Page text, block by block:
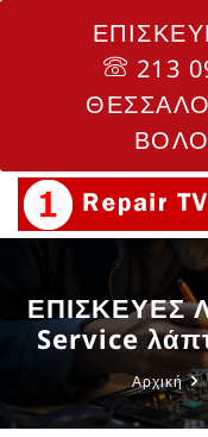
213
ΕΠΙΣΚΕΥΕΣ
Service
Αρχική